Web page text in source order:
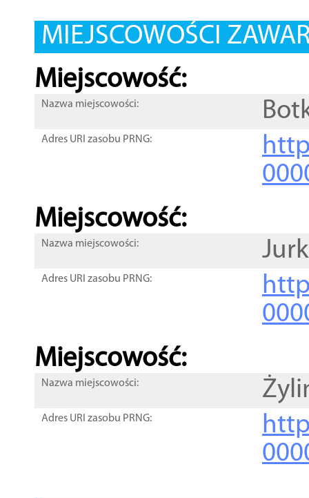
MIEJSCOWOŚCI
Miejscowość:
Nazwa miejscowości:
Adres URI zasobu PRNG:
Miejscowość:
Nazwa miejscowości:
Adres URI zasobu PRNG:
Miejscowość:
Nazwa miejscowości:
Adres URI zasobu PRNG: